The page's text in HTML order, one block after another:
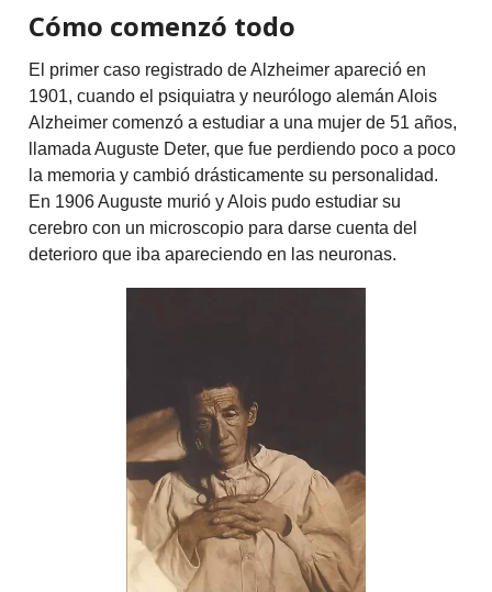
Cómo comenzó todo
El primer caso registrado de Alzheimer apareció en
1901, cuando el psiquiatra y neurólogo alemán Alois
Alzheimer comenzó a estudiar a una mujer de 51 años,
llamada Auguste Deter, que fue perdiendo poco a poco
la memoria y cambió drásticamente su personalidad.
En 1906 Auguste murió y Alois pudo estudiar su
cerebro con un microscopio para darse cuenta del
deterioro que iba apareciendo en las neuronas.